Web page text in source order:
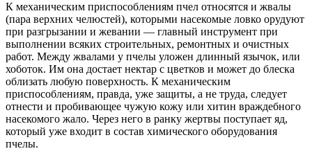
К механическим приспособлениям пчел относятся и жвалы
(пара верхних челюстей), которыми насекомые ловко орудуют
при разгрызании и жевании — главный инструмент при
выполнении всяких строительных, ремонтных и очистных
работ. Между жвалами у пчелы уложен длинный язычок, или
хоботок. Им она достает нектар с цветков и может до блеска
облизать любую поверхность. К механическим
приспособлениям, правда, уже защиты, а не труда, следует
отнести и пробивающее чужую кожу или хитин враждебного
насекомого жало. Через него в ранку жертвы поступает яд,
который уже входит в состав химического оборудования
пчелы.